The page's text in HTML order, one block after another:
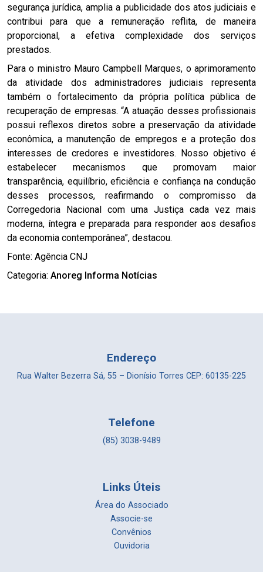
segurança jurídica, amplia a publicidade dos atos judiciais e
contribui para que a remuneração reflita, de maneira
proporcional, a efetiva complexidade dos serviços
prestados.
Para o ministro Mauro Campbell Marques, o aprimoramento
da atividade dos administradores judiciais representa
também o fortalecimento da própria política pública de
recuperação de empresas. “A atuação desses profissionais
possui reflexos diretos sobre a preservação da atividade
econômica, a manutenção de empregos e a proteção dos
interesses de credores e investidores. Nosso objetivo é
estabelecer mecanismos que promovam maior
transparência, equilíbrio, eficiência e confiança na condução
desses processos, reafirmando o compromisso da
Corregedoria Nacional com uma Justiça cada vez mais
moderna, íntegra e preparada para responder aos desafios
da economia contemporânea”, destacou.
Fonte: Agência CNJ
Categoria: Anoreg Informa Notícias
Endereço
Rua Walter Bezerra Sá, 55 – Dionísio Torres CEP: 60135-225
Telefone
(85) 3038-9489
Links Úteis
Área do Associado
Associe-se
Convênios
Ouvidoria